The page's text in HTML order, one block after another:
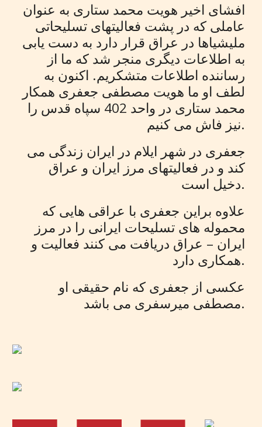
افشای اخیر هویت محمد ستاری به عنوان
عاملی که در پشت فعالیتهای تسلیحاتی
ملیشیاها در عراق قرار دارد به دست یابی
به اطلاعات دیگری منجر شد که ما از
رساننده اطلاعات متشکریم. اکنون به
لطف او ما هویت مصطفی جعفری همکار
محمد ستاری در واحد 402
سپاه قدس را
نیز فاش می کنیم.
جعفری در شهر ایلام در ایران زندگی می
کند و در فعالیتهای مرز ایران و عراق
دخیل است.
علاوه براین جعفری با عراقی هایی که
محموله های تسلیحات ایرانی را در مرز
ایران – عراق دریافت می کنند فعالیت و
همکاری دارد.
عکسی از جعفری که نام حقیقی او
مصطفی میرسفری می باشد.